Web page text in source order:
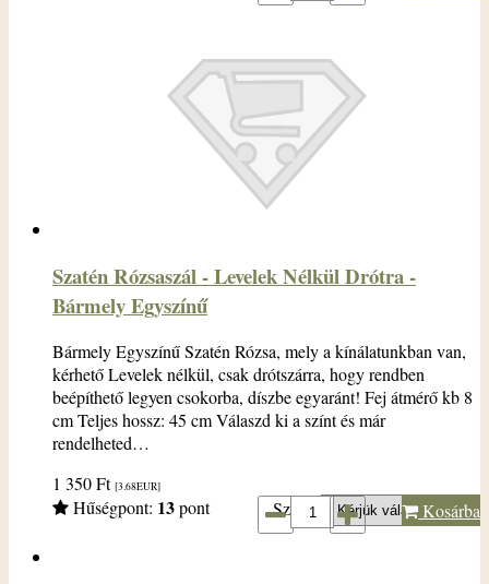
Szatén Rózsaszál - Levelek Nélkül Drótra -
Bármely Egyszínű
Bármely Egyszínű Szatén Rózsa, mely a kínálatunkban van,
kérhető Levelek nélkül, csak drótszárra, hogy rendben
beépíthető legyen csokorba, díszbe egyaránt! Fej átmérő kb 8
cm Teljes hossz: 45 cm Válaszd ki a színt és már
rendelheted…
1 350Ft [3.68EUR]
Hűségpont: 13pont Szín*: Kosárba